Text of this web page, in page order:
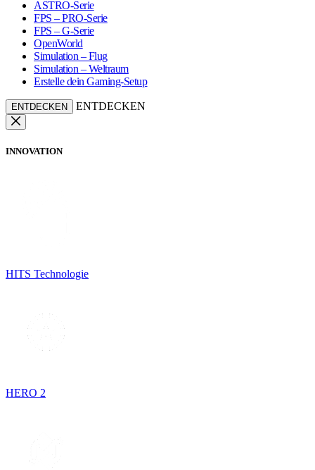
ASTRO-Serie
FPS – PRO-Serie
FPS – G-Serie
OpenWorld
Simulation – Flug
Simulation – Weltraum
Erstelle dein Gaming-Setup
ENTDECKEN ENTDECKEN
INNOVATION
HITS Technologie
HERO 2